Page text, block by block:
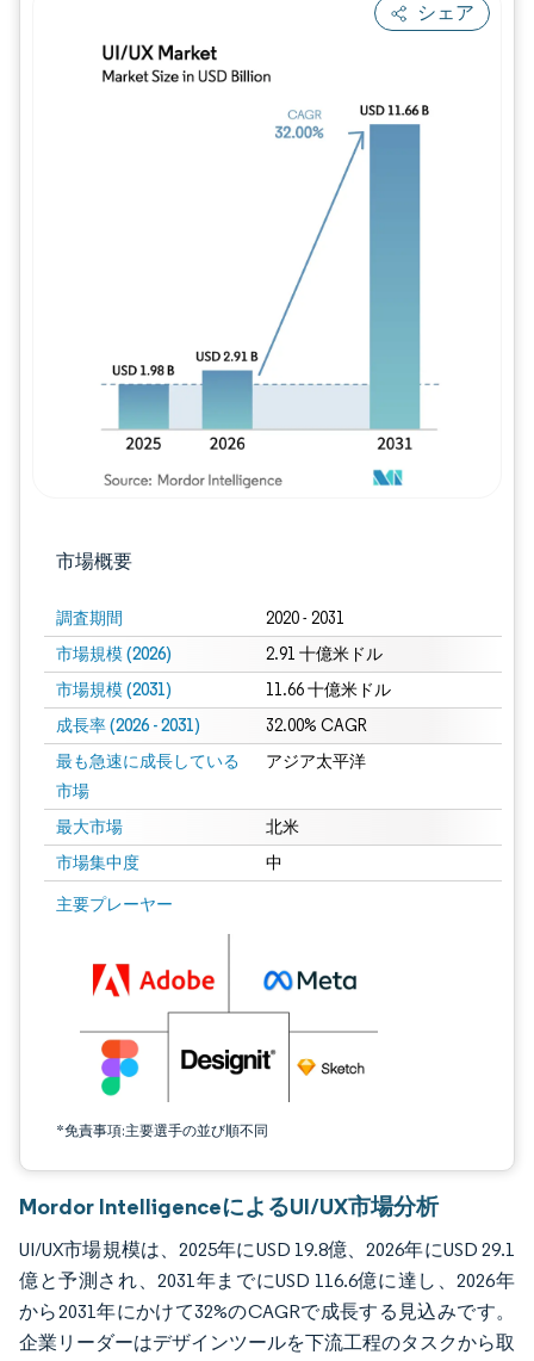
シェア
市場概要
調査期間 2020 - 2031
市場規模 (2026) 2.91 十億米ドル
市場規模 (2031) 11.66 十億米ドル
成長率 (2026 - 2031) 32.00% CAGR
最も急速に成長している
市場
アジア太平洋
最大市場 北米
市場集中度 中
主要プレーヤー
*免責事項:主要選手の並び順不同
画像 © Mordor Intelligence。再利用にはCC BY 4.0の表示が必要です。
画像 © Mordor Intelligence。再利用には
Mordor IntelligenceによるUI/UX市場分析
UI/UX市場規模は、2025年にUSD 19.8億、2026年にUSD 29.1
億と予測され、2031年までにUSD 116.6億に達し、2026年
から2031年にかけて32%のCAGRで成長する見込みです。
企業リーダーはデザインツールを下流工程のタスクから取